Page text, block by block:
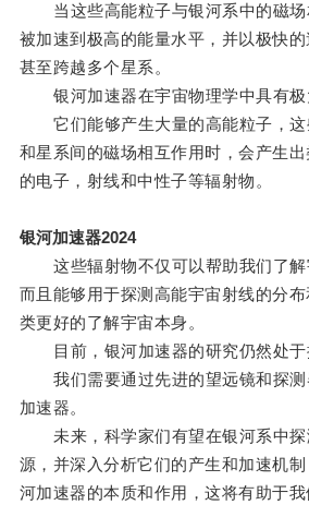
当这些高能粒子与银河系中的磁场
被加速到极高的能量水平，并以极快的
甚至跨越多个星系。
银河加速器在宇宙物理学中具有极
它们能够产生大量的高能粒子，这
和星系间的磁场相互作用时，会产生
的电子，射线和中性子等辐射物。
银河加速器2024
这些辐射物不仅可以帮助我们了解
而且能够用于探测高能宇宙射线的分
类更好的了解宇宙本身。
目前，银河加速器的研究仍然处于
我们需要通过先进的望远镜和探测
加速器。
未来，科学家们有望在银河系中探
源，并深入分析它们的产生和加速机
河加速器的本质和作用，这将有助于